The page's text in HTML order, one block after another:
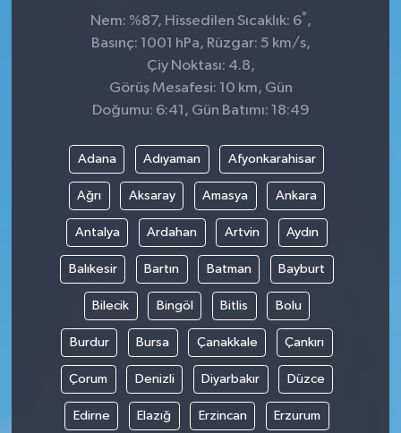
Nem: %87, Hissedilen Sıcaklık: 6° ,
Basınç: 1001 hPa, Rüzgar: 5 km/s,
Çiy Noktası: 4.8,
Görüş Mesafesi: 10 km, Gün
Doğumu: 6:41, Gün Batımı: 18:49
Adana Adıyaman Afyonkarahisar
Ağrı Aksaray Amasya Ankara
Antalya Ardahan Artvin Aydın
Balıkesir Bartın Batman Bayburt
Bilecik Bingöl Bitlis Bolu
Burdur Bursa Çanakkale Çankırı
Çorum Denizli Diyarbakır Düzce
Edirne Elazığ Erzincan Erzurum